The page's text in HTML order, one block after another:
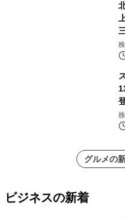
グルメの
ビジネスの新着